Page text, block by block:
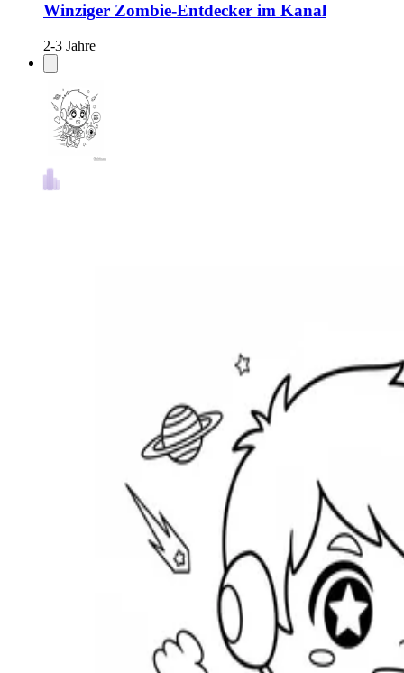
Winziger Zombie-Entdecker im Kanal
2-3 Jahre